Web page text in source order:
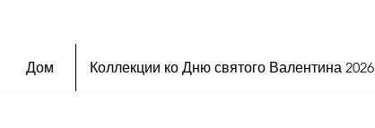
Дом Коллекции ко Дню святого Валентина 2026